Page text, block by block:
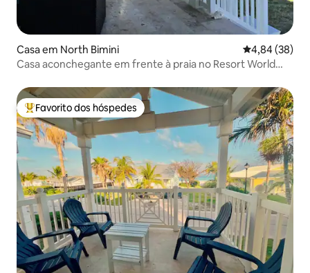
Casa em North Bimini Classificação
4,84 (38)
Casa aconchegante em frente à praia no Resort World
Favoritos dos hóspedes mais apreciados
Favorito dos hóspedes